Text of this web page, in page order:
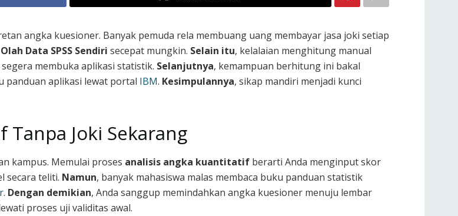
angka kuesioner. Banyak pemuda rela membuang uang membayar jasa joki setiap
Olah Data SPSS Sendiri secepat mungkin. Selain itu, kelalaian menghitung manual
membuka aplikasi statistik. Selanjutnya, kemampuan berhitung ini bakal
panduan aplikasi lewat portal IBM. Kesimpulannya, sikap mandiri menjadi kunci
Joki Sekarang
kampus. Memulai proses analisis angka kuantitatif berarti Anda menginput skor
secara teliti. Namun, banyak mahasiswa malas membaca buku panduan statistik
. Dengan demikian, Anda sanggup memindahkan angka kuesioner menuju lembar
proses uji validitas awal.